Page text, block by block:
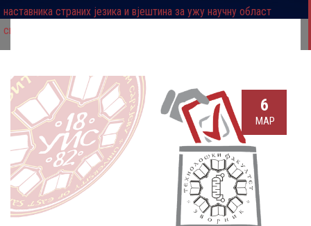
наставника страних језика и вјештина за ужу научну област
специфични језици (Англистика), кандидат Весна Цвијетиновић
6
МАР